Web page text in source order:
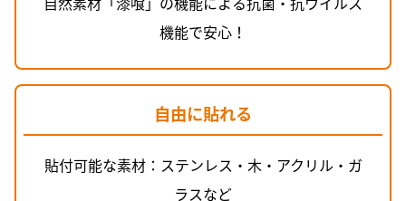
機能で安心！
自由に貼れる
貼付可能な素材：ステンレス・木・アクリル・ガ
ラスなど